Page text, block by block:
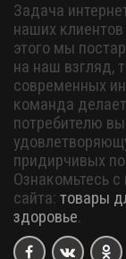
Задача
наших
этого мы
на наш взгляд,
современных
команда
потребителю
придирчивых
Ознакомьтесь
сайта: товары
здоровье.